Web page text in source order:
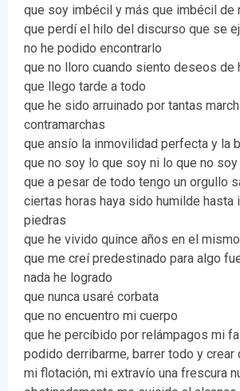
que soy imbécil y más que imbécil de
que perdí el hilo del discurso que se
no he podido encontrarlo
que no lloro cuando siento deseos de
que llego tarde a todo
que he sido arruinado por tantas
contramarchas
que ansío la inmovilidad perfecta y la
que no soy lo que soy ni lo que no soy
que a pesar de todo tengo un orgullo
ciertas horas haya sido humilde hasta
piedras
que he vivido quince años en el
que me creí predestinado para algo
nada he logrado
que nunca usaré corbata
que no encuentro mi cuerpo
que he percibido por relámpagos mi
podido derribarme, barrer todo y crear
mi flotación, mi extravío una frescura